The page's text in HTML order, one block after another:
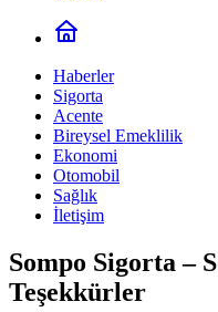
Haberler
Sigorta
Acente
Bireysel Emeklilik
Ekonomi
Otomobil
Sağlık
İletişim
Sompo Sigorta –
Teşekkürler